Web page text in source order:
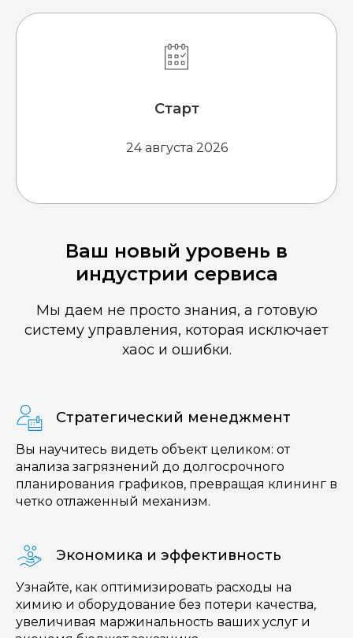
Старт
24 августа 2026
Ваш новый уровень в
индустрии сервиса
Мы даем не просто знания, а готовую
систему управления, которая исключает
хаос и ошибки.
Стратегический менеджмент
Вы научитесь видеть объект целиком: от
анализа загрязнений до долгосрочного
планирования графиков, превращая клининг в
четко отлаженный механизм.
Экономика и эффективность
Узнайте, как оптимизировать расходы на
химию и оборудование без потери качества,
увеличивая маржинальность ваших услуг и